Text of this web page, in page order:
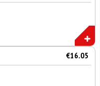
€16.05